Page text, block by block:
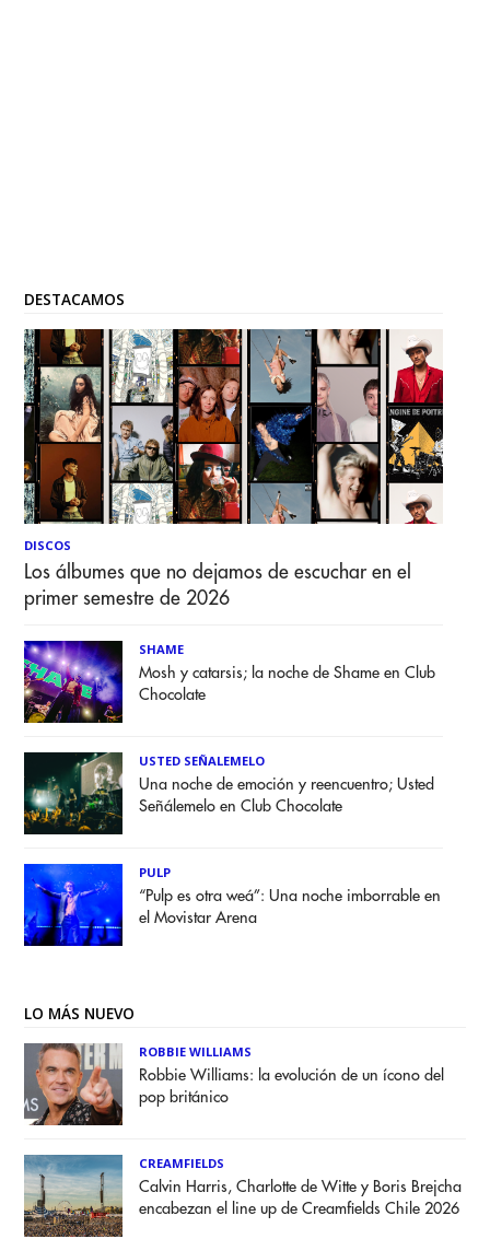
DESTACAMOS
DISCOS
Los álbumes que no dejamos de escuchar en el
primer semestre de 2026
SHAME
Mosh y catarsis; la noche de Shame en Club
Chocolate
USTED SEÑALEMELO
Una noche de emoción y reencuentro; Usted
Señálemelo en Club Chocolate
PULP
“Pulp es otra weá”: Una noche imborrable en
el Movistar Arena
LO MÁS NUEVO
ROBBIE WILLIAMS
Robbie Williams: la evolución de un ícono del
pop británico
CREAMFIELDS
Calvin Harris, Charlotte de Witte y Boris Brejcha
encabezan el line up de Creamfields Chile 2026